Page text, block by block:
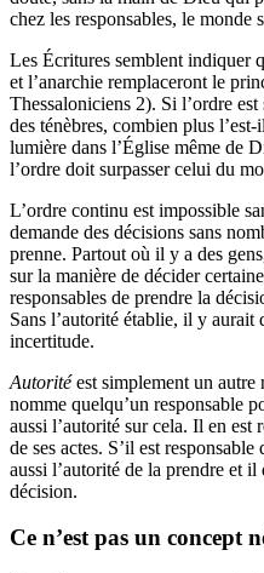
chez les responsables, le monde
Les Écritures semblent indiquer
et l’anarchie remplaceront le
Thessaloniciens 2). Si l’ordre
des ténèbres, combien plus
lumière dans l’Église même de
l’ordre doit surpasser celui du
L’ordre continu est impossible
demande des décisions sans
prenne. Partout où il y a des
sur la manière de décider
responsables de prendre la
Sans l’autorité établie, il y aurait
incertitude.
Autoritéest simplement un autre
nomme quelqu’un responsable
aussi l’autorité sur cela. Il en est
de ses actes. S’il est
aussi l’autorité de la prendre et
décision.
Ce n’est pas un concept